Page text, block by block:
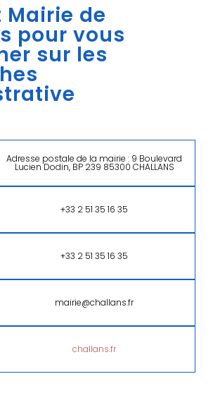
de
pour vous
sur les
Adresse postale de la mairie : 9 Boulevard
Lucien Dodin, BP 239 85300 CHALLANS
+33 2 51 35 16 35
+33 2 51 35 16 35
mairie@challans.fr
challans.fr